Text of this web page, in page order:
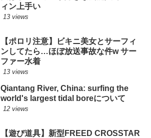
ィン上手い
13 views
【ポロリ注意】ビキニ美女とサーフィ
ンしてたら…ほぼ放送事故な件w サー
ファー水着
13 views
Qiantang River, China: surfing the
world's largest tidal boreについて
12 views
【遊び道具】新型FREED CROSSTAR